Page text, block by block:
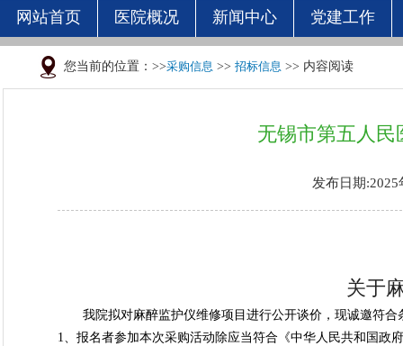
网站首页 医院概况 新闻中心 党建工作
您当前的位置：>>采购信息 >> 招标信息 >> 内容阅读
无锡市第五人
发布日期:2025
关于
我院拟对麻醉监护仪维修项目进行公开谈价，现诚邀符合
1、报名者参加本次采购活动除应当符合《中华人民共和国政